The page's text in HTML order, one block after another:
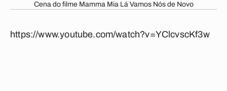
Cena do filme Mamma Mia Lá Vamos Nós de Novo
https://www.youtube.com/watch?v=YClcvscKf3w